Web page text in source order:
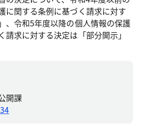
に関する条例に基づく請求に対す
、令和5年度以降の個人情報の保護
請求に対する決定は「部分開示」
開課